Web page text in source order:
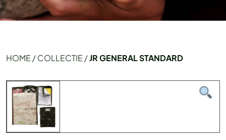
HOME /COLLECTIE /JR GENERAL STANDARD